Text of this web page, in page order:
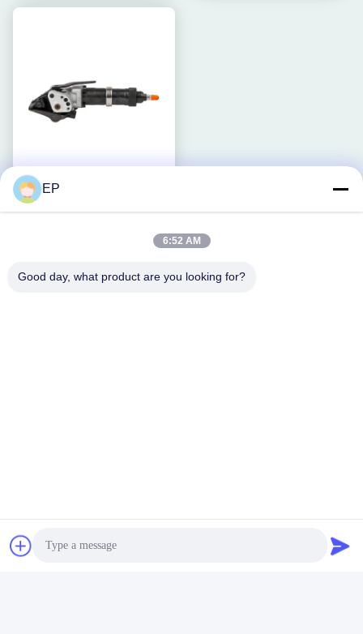
Pita Baja 25mm Gunakan
EP
6:52 AM
Good day, what product are you looking for?